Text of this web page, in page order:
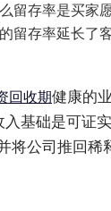
留存率是买家
的留存率延长了
回收期健康的
基础是可证
公司推回稀